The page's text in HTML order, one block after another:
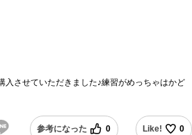
させていただきました♪練習がめっちゃはかど
参考になった 0 Like! 0